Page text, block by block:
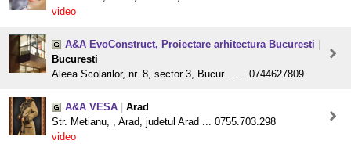
video
A&A EvoConstruct, Proiectare arhitectura Bucuresti
Bucuresti
Aleea Scolarilor, nr. 8, sector 3, Bucur .. ... 0744627809
A&A VESA
Arad
Str. Metianu, , Arad, judetul Arad ... 0755.703.298
video